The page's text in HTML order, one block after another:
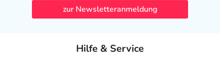
zur Newsletteranmeldung
Hilfe & Service